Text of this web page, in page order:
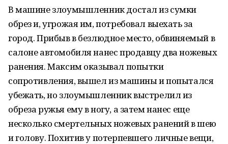
В машине злоумышленник достал из сумки
обрез и, угрожая им, потребовал выехать за
город. Прибыв в безлюдное место, обвиняемый в
салоне автомобиля нанес продавцу два ножевых
ранения. Максим оказывал попытки
сопротивления, вышел из машины и попытался
убежать, но злоумышленник выстрелил из
обреза ружья ему в ногу, а затем нанес еще
несколько смертельных ножевых ранений в шею
и голову. Похитив у потерпевшего личные вещи,